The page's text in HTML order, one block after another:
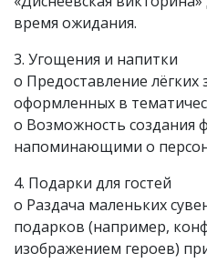
время ожидания.
3. Угощения и напитки
o Предоставление лёгких
оформленных в
o Возможность создания
напоминающими о
4. Подарки для гостей
o Раздача маленьких
подарков (например,
изображением героев)